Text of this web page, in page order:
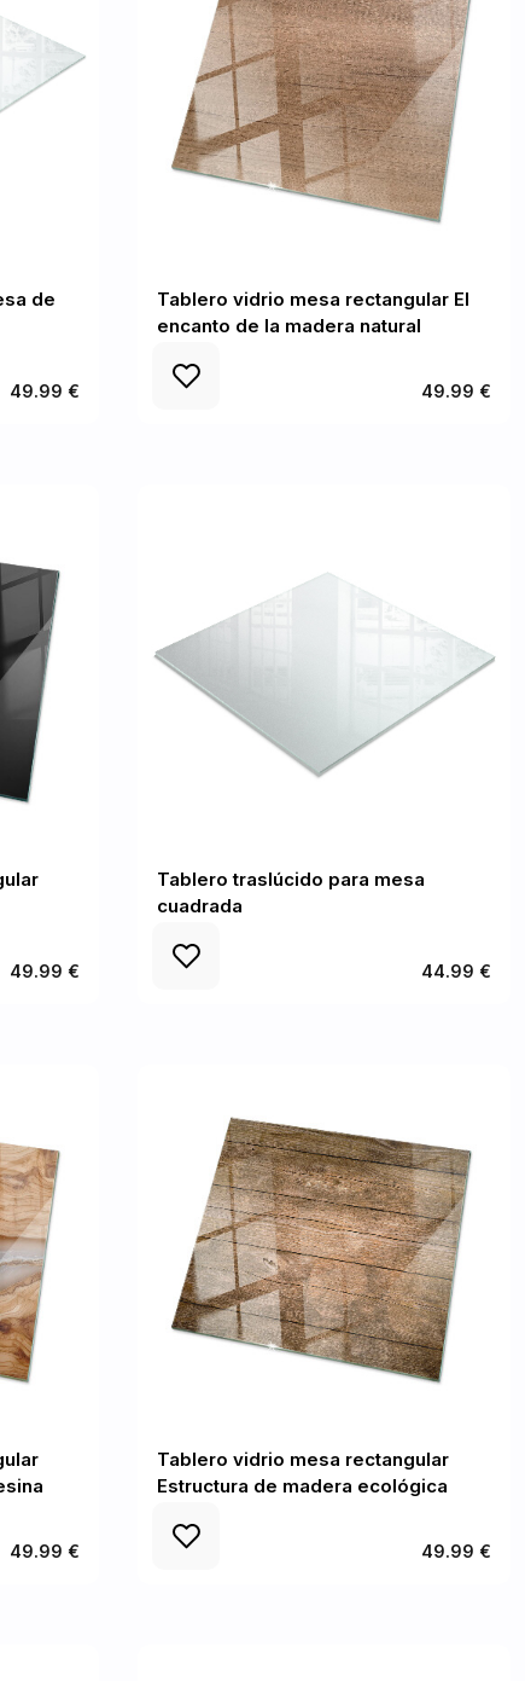
de
49.99 €
Tablero vidrio mesa rectangular El
encanto de la madera natural
49.99 €
49.99 €
Tablero traslúcido para mesa
cuadrada
44.99 €
49.99 €
Tablero vidrio mesa rectangular
Estructura de madera ecológica
49.99 €